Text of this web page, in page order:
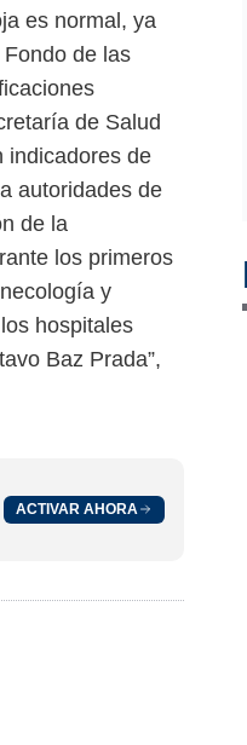
es normal, ya
de las
de Salud
indicadores de
autoridades de
de la
los primeros
y
hospitales
Baz Prada”,
ACTIVAR AHORA